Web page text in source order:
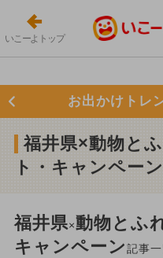
いこーよトップ
お出かけトレ
福井県×動物と
ト・キャンペーン
福井県×動物とふ
キャンペーン記事